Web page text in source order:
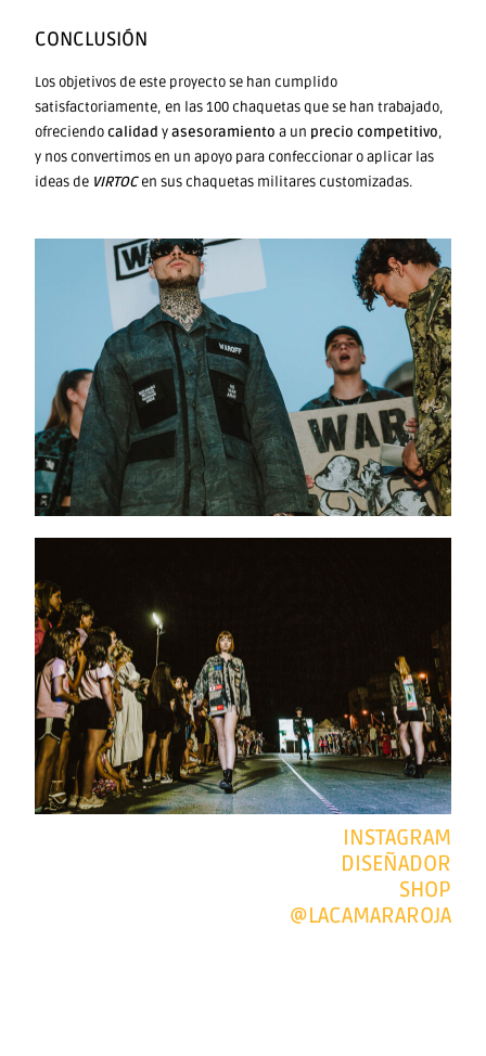
CONCLUSIÓN
Los objetivos de este proyecto se han cumplido
satisfactoriamente, en las 100 chaquetas que se han trabajado,
ofreciendocalidad yasesoramiento a un precio competitivo,
y nos convertimos en un apoyo para confeccionar o aplicar las
ideas de VIRTOC en sus chaquetas militares customizadas.
INSTAGRAM
DISEÑADOR
SHOP
@LACAMARAROJA